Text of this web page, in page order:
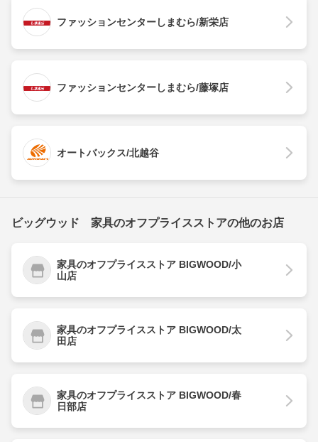
ファッションセンターしまむら/新栄店
ファッションセンターしまむら/藤塚店
オートバックス/北越谷
ビッグウッド 家具のオフプライスストアの他のお店
家具のオフプライスストア BIGWOOD/小
山店
家具のオフプライスストア BIGWOOD/太
田店
家具のオフプライスストア BIGWOOD/春
日部店